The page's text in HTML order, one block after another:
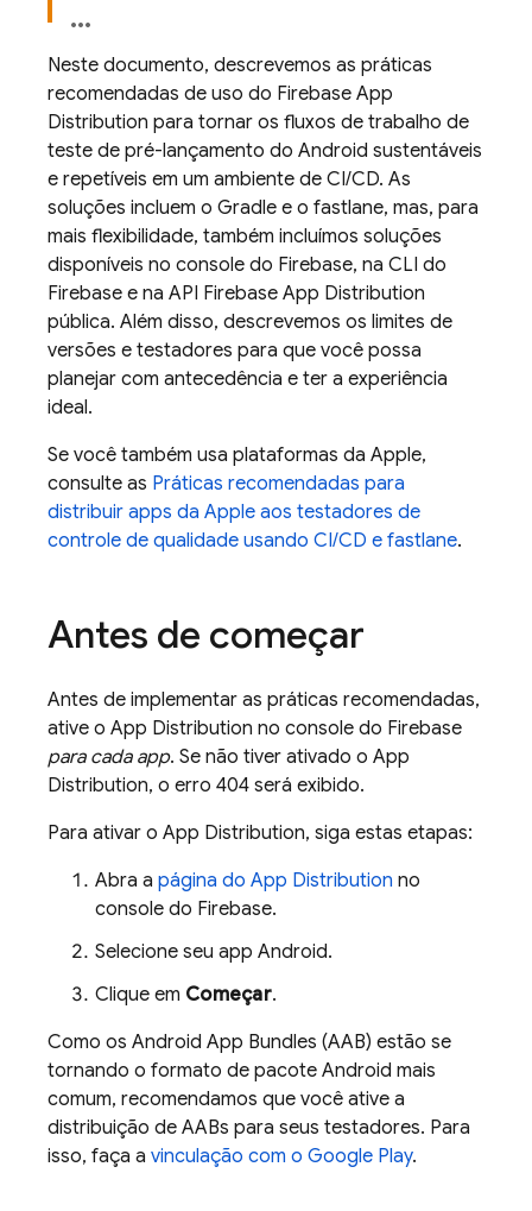
Neste documento, descrevemos as práticas
recomendadas de uso do Firebase App
Distribution para tornar os fluxos de trabalho de
teste de pré-lançamento do Android sustentáveis
e repetíveis em um ambiente de CI/CD. As
soluções incluem o Gradle e o fastlane, mas, para
mais flexibilidade, também incluímos soluções
disponíveis no console do Firebase, na CLI do
Firebase e na API Firebase App Distribution
pública. Além disso, descrevemos os limites de
versões e testadores para que você possa
planejar com antecedência e ter a experiência
ideal.
Se você também usa plataformas da Apple,
consulte as Práticas recomendadas para
distribuir apps da Apple aos testadores de
controle de qualidade usando CI/CD e fastlane.
Antes de começar
Antes de implementar as práticas recomendadas,
ative o App Distribution no console do Firebase
para cada app. Se não tiver ativado o App
Distribution, o erro 404 será exibido.
Para ativar o App Distribution, siga estas etapas:
Abra a página do App Distribution no
console do Firebase.
Selecione seu app Android.
Clique em Começar.
Como os Android App Bundles (AAB) estão se
tornando o formato de pacote Android mais
comum, recomendamos que você ative a
distribuição de AABs para seus testadores. Para
isso, faça a vinculação com o Google Play.